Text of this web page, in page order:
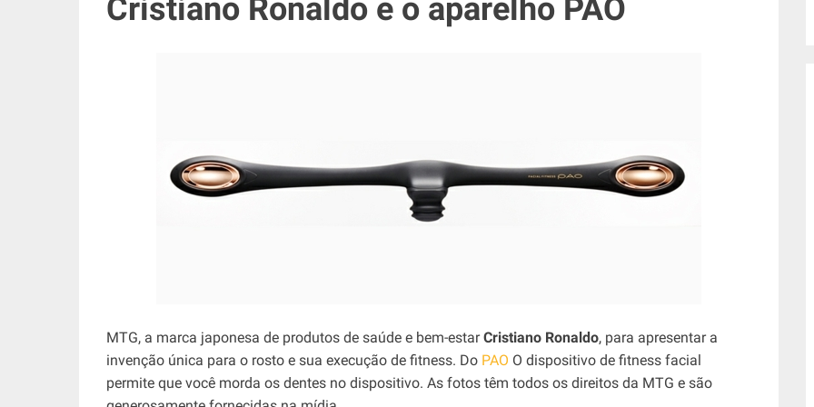
Cristiano Ronaldo e o aparelho PAO
MTG, a marca japonesa de produtos de saúde e bem-estarCristiano Ronaldo, para apresentar a
invenção única para o rosto e sua execução de fitness. Do PAO O dispositivo de fitness facial
permite que você morda os dentes no dispositivo. As fotos têm todos os direitos da MTG e são